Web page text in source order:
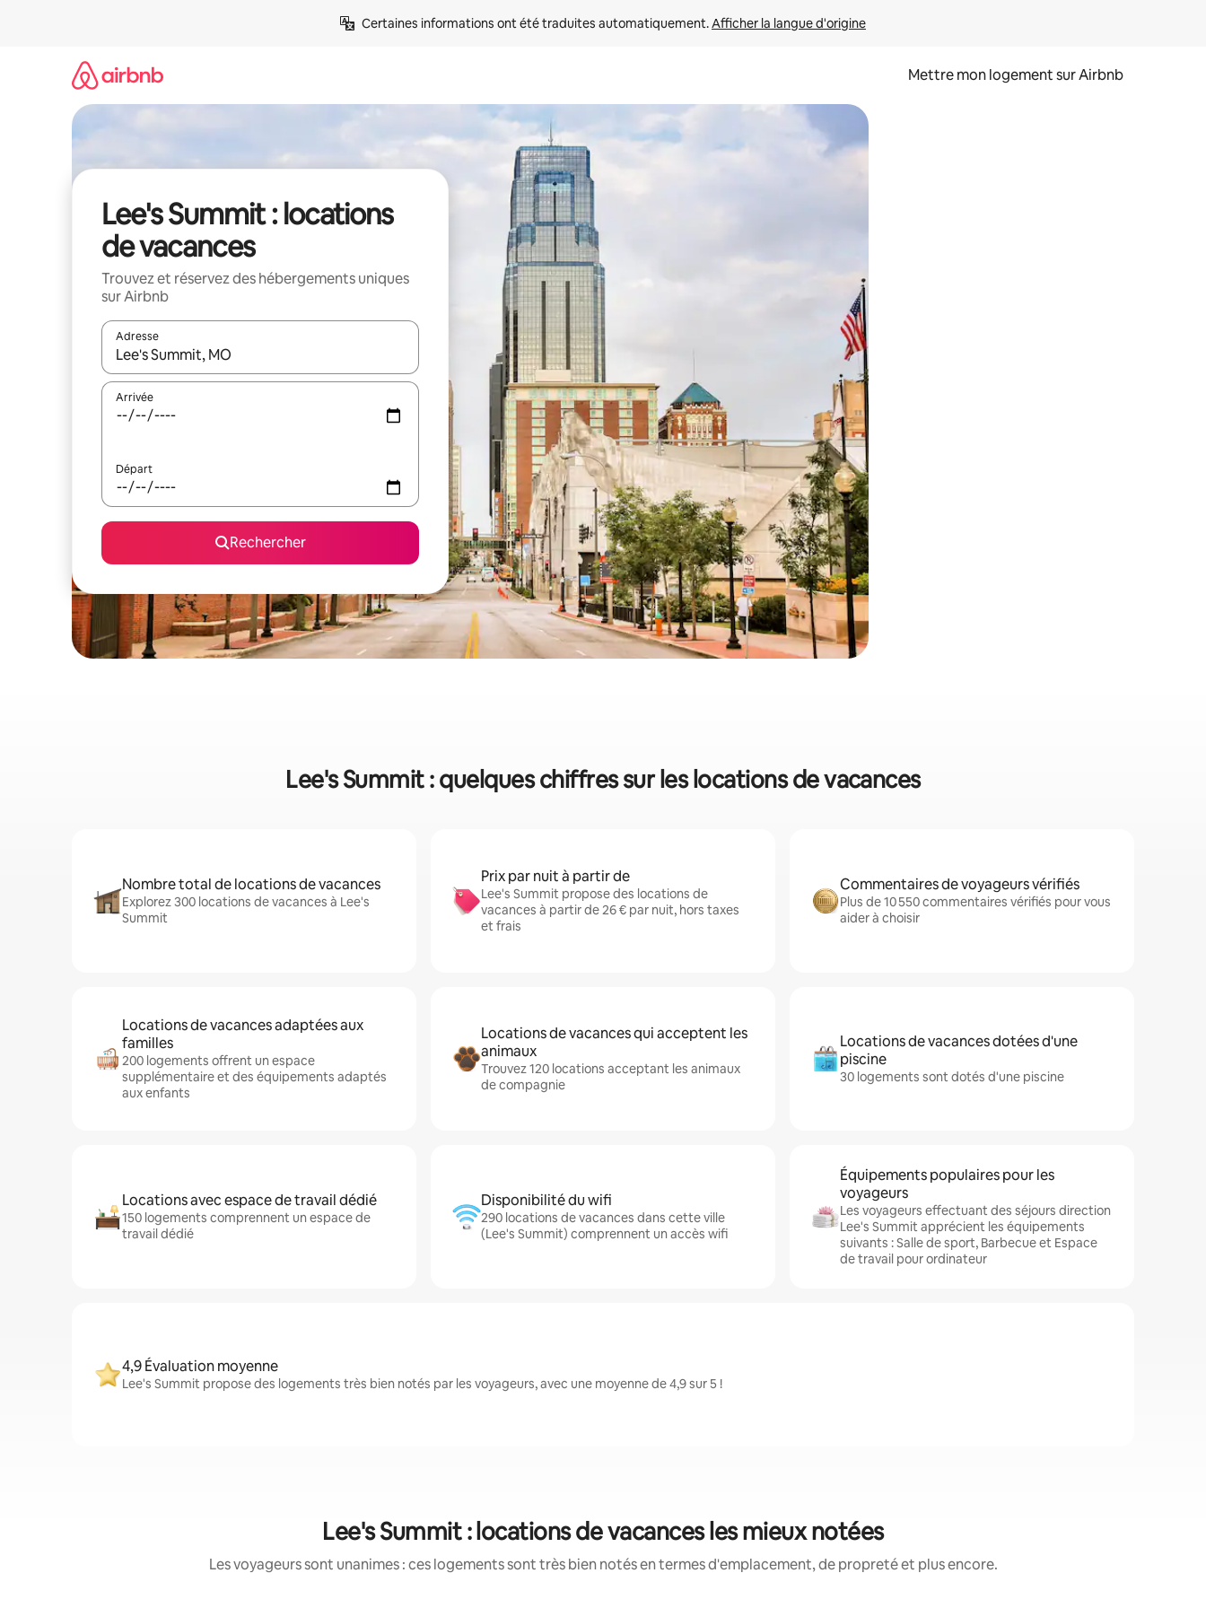
Certaines informations ont été traduites automatiquement. Afficher la langue d'origine
Mettre mon logement sur Airbnb
Lee's Summit : locations
de vacances
Trouvez et réservez des hébergements uniques
sur Airbnb
Adresse
Lorsque les résultats s'affichent, utilisez les flèches vers le haut et vers le bas pour les parcourir ou en appuyant et en faisant glisser.
Arrivée
Départ
Rechercher
Lee's Summit : quelques chiffres sur les locations de vacances
Nombre total de locations de vacances
Explorez 300 locations de vacances à Lee's
Summit
Prix par nuit à partir de
Lee's Summit propose des locations de
vacances à partir de 26 € par nuit, hors taxes
et frais
Commentaires de voyageurs vérifiés
Plus de 10 550 commentaires vérifiés pour vous
aider à choisir
Locations de vacances adaptées aux
familles
200 logements offrent un espace
supplémentaire et des équipements adaptés
aux enfants
Locations de vacances qui acceptent les
animaux
Trouvez 120 locations acceptant les animaux
de compagnie
Locations de vacances dotées d'une
piscine
30 logements sont dotés d'une piscine
Locations avec espace de travail dédié
150 logements comprennent un espace de
travail dédié
Disponibilité du wifi
290 locations de vacances dans cette ville
(Lee's Summit) comprennent un accès wifi
Équipements populaires pour les
voyageurs
Les voyageurs effectuant des séjours direction
Lee's Summit apprécient les équipements
suivants : Salle de sport, Barbecue et Espace
de travail pour ordinateur
4,9 Évaluation moyenne
Lee's Summit propose des logements très bien notés par les voyageurs, avec une moyenne de 4,9 sur 5 !
Lee's Summit : locations de vacances les mieux notées
Les voyageurs sont unanimes : ces logements sont très bien notés en termes d'emplacement, de propreté et plus encore.